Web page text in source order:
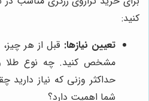
کنید:
تعیین نیازها: قبل از هر
مشخص کنید. چه نوع طلا
حداکثر وزنی که نیاز دارید
شما اهمیت دارد؟